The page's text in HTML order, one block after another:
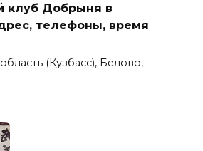
клуб Добрыня в
телефоны, время
(Кузбасс), Белово,